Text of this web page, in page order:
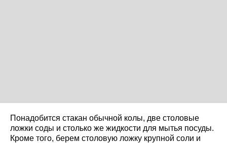
Понадобится стакан обычной колы, две столовые
ложки соды и столько же жидкости для мытья посуды.
Кроме того, берем столовую ложку крупной соли и